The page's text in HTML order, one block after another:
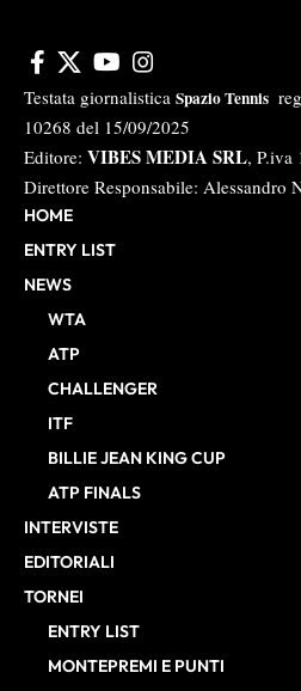
Testata giornalistica Spazio Tennis
10268 del 15/09/2025
Editore: VIBES MEDIA SRL, P.iva
Direttore Responsabile: Alessandro
HOME
ENTRY LIST
NEWS
WTA
ATP
CHALLENGER
ITF
BILLIE JEAN KING CUP
ATP FINALS
INTERVISTE
EDITORIALI
TORNEI
ENTRY LIST
MONTEPREMI E PUNTI